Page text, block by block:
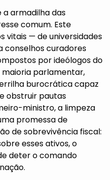
a armadilha das
comum. Este
vitais — de universidades
conselhos curadores
por ideólogos do
parlamentar,
burocrática capaz
obstruir pautas
ministro, a limpeza
promessa de
de sobrevivência fiscal:
esses ativos, o
deter o comando